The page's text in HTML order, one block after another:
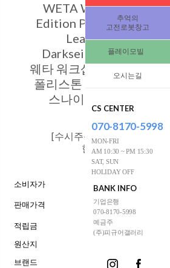
추억의
고전로봇창고
플레이모빌
오시는길
CS CENTER
070-8170-5998
MON-FRI
AM 10:30 ~ PM 15:30
SAT, SUN
HOLIDAY OFF
BANK INFO
기업은행
070-8170-5998
예금주
(주)피규어갤러리
WETA Workshop
Edition Polystone -
League (Zack
Darkseid 1/4 Scale
웨타 워크샵 리미티드 에
폴리스톤 - 저스티스 리그
스나이더)다크사이드
스케일
[수시주문 가능합니다★결
한달안에 국내 입고
발송해드립
소비자가 2,150,000
판매가격 1,999,000
적립금
원산지
브랜드 Weta